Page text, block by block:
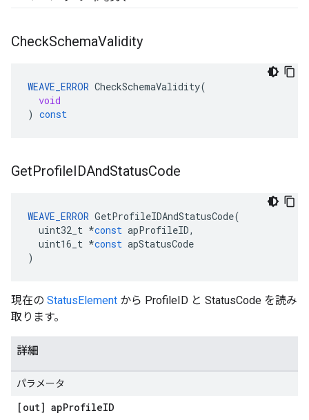
CheckSchemaValidity
WEAVE_ERROR CheckSchemaValidity(
void
) const
GetProfileIDAndStatusCode
WEAVE_ERROR GetProfileIDAndStatusCode(
uint32_t *const apProfileID,
uint16_t *const apStatusCode
)
現在の StatusElement から ProfileID と StatusCode を読み
取ります。
詳細
パラメータ
[out] apProfileID